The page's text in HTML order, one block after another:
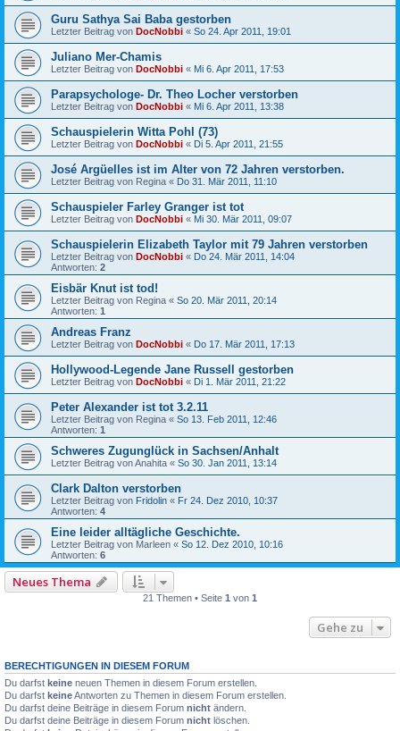
Guru Sathya Sai Baba gestorben
Letzter Beitrag von DocNobbi « So 24. Apr 2011, 19:01
Juliano Mer-Chamis
Letzter Beitrag von DocNobbi « Mi 6. Apr 2011, 17:53
Parapsychologe- Dr. Theo Locher verstorben
Letzter Beitrag von DocNobbi « Mi 6. Apr 2011, 13:38
Schauspielerin Witta Pohl (73)
Letzter Beitrag von DocNobbi « Di 5. Apr 2011, 21:55
José Argüelles ist im Alter von 72 Jahren verstorben.
Letzter Beitrag von Regina « Do 31. Mär 2011, 11:10
Schauspieler Farley Granger ist tot
Letzter Beitrag von DocNobbi « Mi 30. Mär 2011, 09:07
Schauspielerin Elizabeth Taylor mit 79 Jahren verstorben
Letzter Beitrag von DocNobbi « Do 24. Mär 2011, 14:04
Antworten: 2
Eisbär Knut ist tod!
Letzter Beitrag von Regina « So 20. Mär 2011, 20:14
Antworten: 1
Andreas Franz
Letzter Beitrag von DocNobbi « Do 17. Mär 2011, 17:13
Hollywood-Legende Jane Russell gestorben
Letzter Beitrag von DocNobbi « Di 1. Mär 2011, 21:22
Peter Alexander ist tot 3.2.11
Letzter Beitrag von Regina « So 13. Feb 2011, 12:46
Antworten: 1
Schweres Zugunglück in Sachsen/Anhalt
Letzter Beitrag vonAnahita « So 30. Jan 2011, 13:14
Clark Dalton verstorben
Letzter Beitrag von Fridolin « Fr 24. Dez 2010, 10:37
Antworten: 4
Eine leider alltägliche Geschichte.
Letzter Beitrag von Marleen « So 12. Dez 2010, 10:16
Antworten: 6
Neues Thema
21 Themen • Seite 1 von 1
Gehe zu
BERECHTIGUNGEN IN DIESEM FORUM
Du darfst keine neuen Themen in diesem Forum erstellen.
Du darfst keineAntworten zu Themen in diesem Forum erstellen.
Du darfst deine Beiträge in diesem Forum nicht ändern.
Du darfst deine Beiträge in diesem Forum nicht löschen.